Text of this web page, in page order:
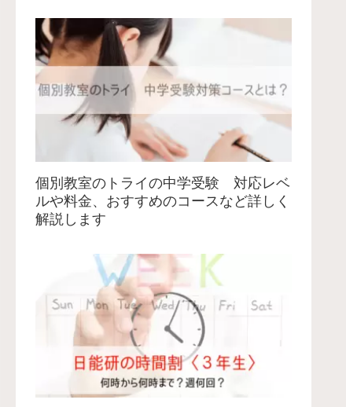
個別教室のトライの中学受験 対応レベ
ルや料金、おすすめのコースなど詳しく
解説します